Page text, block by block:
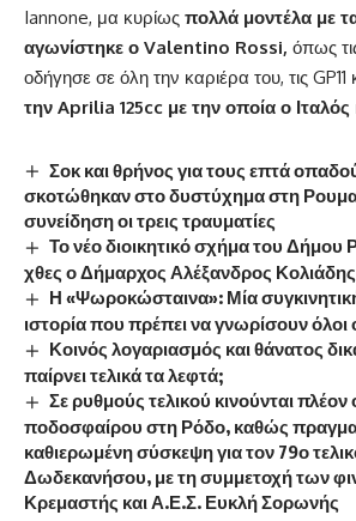
Iannone, μα κυρίως πολλά μοντέλα με
αγωνίστηκε ο Valentino Rossi, όπως
οδήγησε σε όλη την καριέρα του, τις GP11
την Aprilia 125cc με την οποία ο Ιταλός
Σοκ και θρήνος για τους επτά
σκοτώθηκαν στο δυστύχημα στη
συνείδηση οι τρεις τραυματίες
Το νέο διοικητικό σχήμα του
χθες ο Δήμαρχος Αλέξανδρος Κολιάδης
Η «Ψωροκώσταινα»: Μία
ιστορία που πρέπει να γνωρίσουν όλοι
Κοινός λογαριασμός και θάνατος
παίρνει τελικά τα λεφτά;
Σε ρυθμούς τελικού κινούνται πλέον
ποδοσφαίρου στη Ρόδο, καθώς
καθιερωμένη σύσκεψη για τον 79ο
Δωδεκανήσου, με τη συμμετοχή των
Κρεμαστής και Α.Ε.Σ. Ευκλή Σορωνής